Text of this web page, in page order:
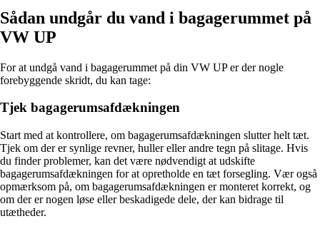
Sådan undgår du vand i bagagerummet på
VW UP
For at undgå vand i bagagerummet på din VW UP er der nogle
forebyggende skridt, du kan tage:
Tjek bagagerumsafdækningen
Start med at kontrollere, om bagagerumsafdækningen slutter helt tæt.
Tjek om der er synlige revner, huller eller andre tegn på slitage. Hvis
du finder problemer, kan det være nødvendigt at udskifte
bagagerumsafdækningen for at opretholde en tæt forsegling. Vær også
opmærksom på, om bagagerumsafdækningen er monteret korrekt, og
om der er nogen løse eller beskadigede dele, der kan bidrage til
utætheder.